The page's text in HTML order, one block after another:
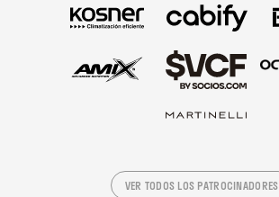
VER TODOS LOS PATROCINADORES